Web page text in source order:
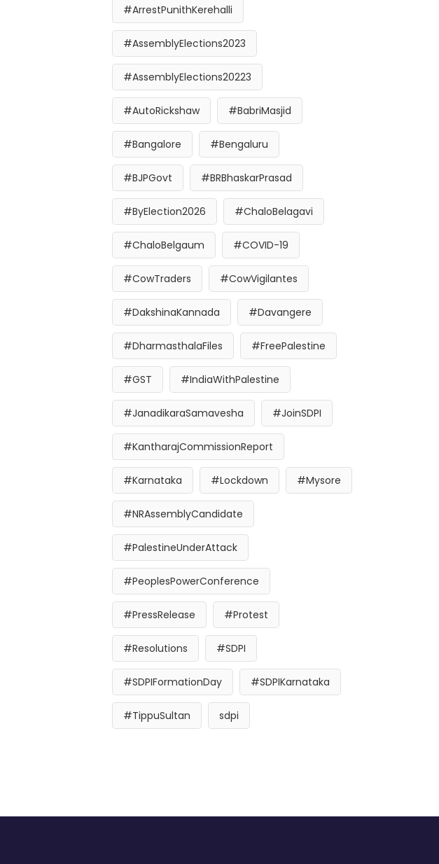
#ArrestPunithKerehalli
#AssemblyElections2023
#AssemblyElections20223
#AutoRickshaw #BabriMasjid
#Bangalore #Bengaluru
#BJPGovt #BRBhaskarPrasad
#ByElection2026 #ChaloBelagavi
#ChaloBelgaum #COVID-19
#CowTraders #CowVigilantes
#DakshinaKannada #Davangere
#DharmasthalaFiles #FreePalestine
#GST #IndiaWithPalestine
#JanadikaraSamavesha #JoinSDPI
#KantharajCommissionReport
#Karnataka #Lockdown #Mysore
#NRAssemblyCandidate
#PalestineUnderAttack
#PeoplesPowerConference
#PressRelease #Protest
#Resolutions #SDPI
#SDPIFormationDay #SDPIKarnataka
#TippuSultan sdpi